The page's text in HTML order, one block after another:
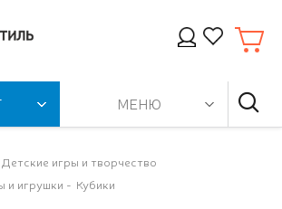
МЕНЮ
Детские игры и творчество
и игрушки
Кубики